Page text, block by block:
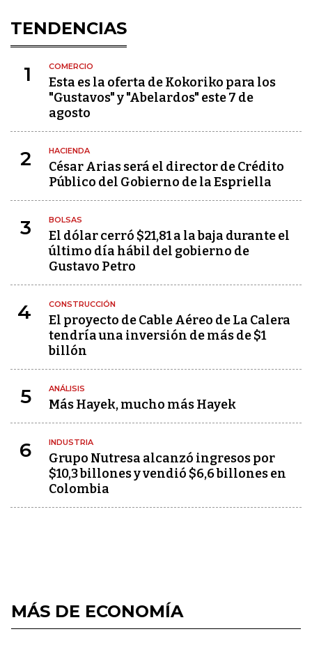
TENDENCIAS
1 COMERCIO
Esta es la oferta de Kokoriko para los
"Gustavos" y "Abelardos" este 7 de
agosto
2 HACIENDA
César Arias será el director de Crédito
Público del Gobierno de la Espriella
3 BOLSAS
El dólar cerró $21,81 a la baja durante el
último día hábil del gobierno de
Gustavo Petro
4 CONSTRUCCIÓN
El proyecto de Cable Aéreo de La Calera
tendría una inversión de más de $1
billón
5 ANÁLISIS
Más Hayek, mucho más Hayek
6 INDUSTRIA
Grupo Nutresa alcanzó ingresos por
$10,3 billones y vendió $6,6 billones en
Colombia
MÁS DE ECONOMÍA